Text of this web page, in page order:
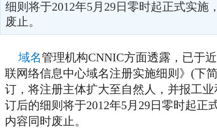
细则将于2012年5月29日零时起正式实施
废止。
域名管理机构CNNIC方面透露，已于
联网络信息中心域名注册实施细则》(下
订，将注册主体扩大至自然人，并报工
订后的细则将于2012年5月29日零时起正
内容同时废止。